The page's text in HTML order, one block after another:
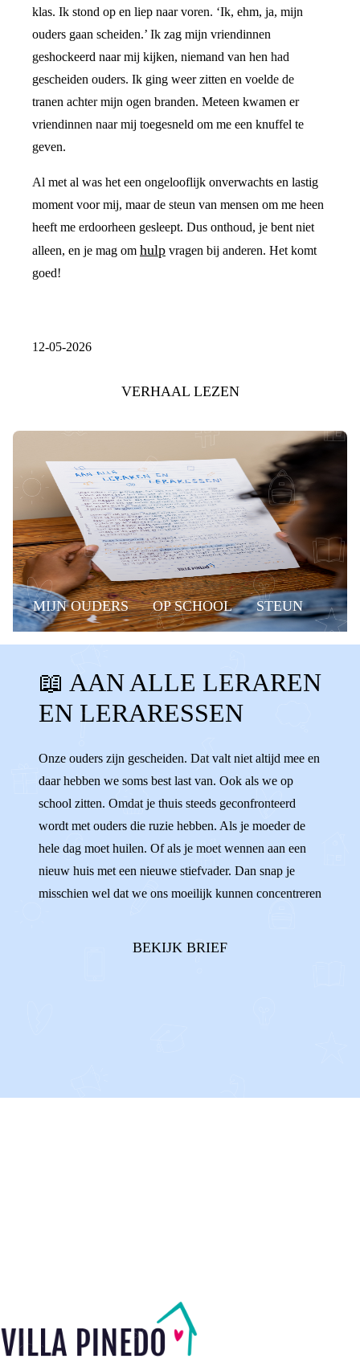
klas. Ik stond op en liep naar voren. ‘Ik, ehm, ja, mijn
ouders gaan scheiden.’ Ik zag mijn vriendinnen
geshockeerd naar mij kijken, niemand van hen had
gescheiden ouders. Ik ging weer zitten en voelde de
tranen achter mijn ogen branden. Meteen kwamen er
vriendinnen naar mij toegesneld om me een knuffel te
geven.
Al met al was het een ongelooflijk onverwachts en lastig
moment voor mij, maar de steun van mensen om me heen
heeft me erdoorheen gesleept. Dus onthoud, je bent niet
alleen, en je mag om hulp vragen bij anderen. Het komt
goed!
12-05-2026
VERHAAL LEZEN
MIJN OUDERS OP SCHOOL STEUN
HELPEN GESCHEIDEN OUDERS
AANDACHT BASISSCHOOL SCHOOL
STEUNEN LERAREN LERARESSEN
DOCENTEN IB-ER KLAS GROEP 8
GROEP 7 LUISTEREN
📖 AAN ALLE LERAREN
EN LERARESSEN
Onze ouders zijn gescheiden. Dat valt niet altijd mee en
daar hebben we soms best last van. Ook als we op
school zitten. Omdat je thuis steeds geconfronteerd
wordt met ouders die ruzie hebben. Als je moeder de
hele dag moet huilen. Of als je moet wennen aan een
nieuw huis met een nieuwe stiefvader. Dan snap je
misschien wel dat we ons moeilijk kunnen concentreren
BEKIJK BRIEF